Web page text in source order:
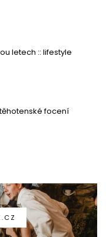
letech :: lifestyle
focení